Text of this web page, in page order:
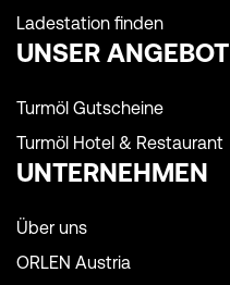
Ladestation finden
UNSER ANGEBOT
Turmöl Gutscheine
Turmöl Hotel & Restaurant
UNTERNEHMEN
Über uns
ORLEN Austria